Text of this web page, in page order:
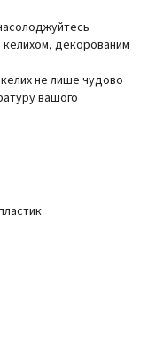
келихом, декорованим
келих не лише чудово
вашого